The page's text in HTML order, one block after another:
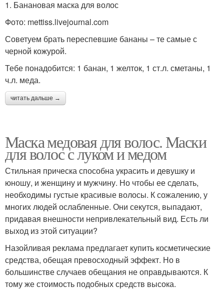
1. Банановая маска для волос
Фото: mettiss.livejournal.com
Советуем брать переспевшие бананы – те самые с
черной кожурой.
Тебе понадобится: 1 банан, 1 желток, 1 ст.л. сметаны, 1
ч.л. меда.
читать дальше →
Маска медовая для волос. Маски
для волос с луком и медом
Стильная прическа способна украсить и девушку и
юношу, и женщину и мужчину. Но чтобы ее сделать,
необходимы густые красивые волосы. К сожалению, у
многих людей ослабленные. Они секутся, выпадают,
придавая внешности непривлекательный вид. Есть ли
выход из этой ситуации?
Назойливая реклама предлагает купить косметические
средства, обещая превосходный эффект. Но в
большинстве случаев обещания не оправдываются. К
тому же стоимость подобных средств высока.